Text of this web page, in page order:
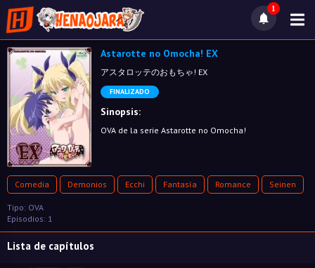
1
Astarotte no Omocha! EX
アスタロッテのおもちゃ! EX
FINALIZADO
Sinopsis:
OVA de la serie Astarotte no Omocha!
Comedia Demonios Ecchi Fantasía Romance Seinen
Tipo: OVA
Episodios: 1
Lista de capítulos